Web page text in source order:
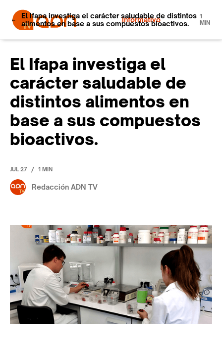
Informativo
El Ifapa investiga el carácter saludable de distintos
alimentos en base a sus compuestos bioactivos.
1
MIN
El Ifapa investiga el
carácter saludable de
distintos alimentos en
base a sus compuestos
bioactivos.
JUL 27 / 1 MIN
Redacción ADN TV